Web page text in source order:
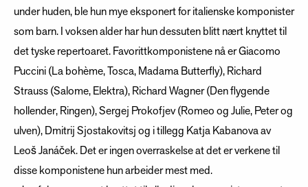
under huden, ble hun mye eksponert for italienske komponister
som barn. I voksen alder har hun dessuten blitt nært knyttet til
det tyske repertoaret. Favorittkomponistene nå er Giacomo
Puccini (La bohème, Tosca, Madama Butterfly), Richard
Strauss (Salome, Elektra), Richard Wagner (Den flygende
hollender, Ringen), Sergej Prokofjev (Romeo og Julie, Peter og
ulven), Dmitrij Sjostakovitsj og i tillegg Katja Kabanova av
Leoš Janáček. Det er ingen overraskelse at det er verkene til
disse komponistene hun arbeider mest med.